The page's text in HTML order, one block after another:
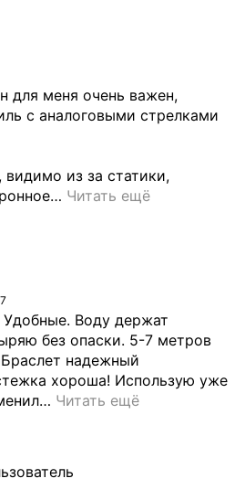
для меня очень важен,
с аналоговыми стрелками
видимо из за статики,
… Читать ещё
Удобные. Воду держат
без опаски. 5-7 метров
надежный
хороша! Использую уже
… Читать ещё